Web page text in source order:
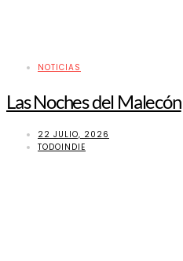
NOTICIAS
Las Noches del Malecón
22 JULIO, 2026
TODOINDIE